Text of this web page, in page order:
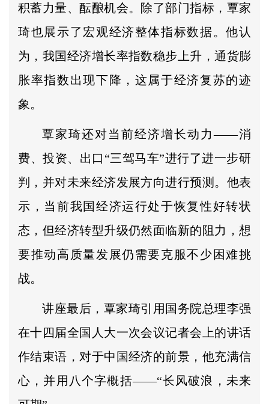
积蓄力量、酝酿机会。除了部门指标，覃家
琦也展示了宏观经济整体指标数据。他认
为，我国经济增长率指数稳步上升，通货膨
胀率指数出现下降，这属于经济复苏的迹
象。
覃家琦还对当前经济增长动力——消
费、投资、出口“三驾马车”进行了进一步研
判，并对未来经济发展方向进行预测。他表
示，当前我国经济运行处于恢复性好转状
态，但经济转型升级仍然面临新的阻力，想
要推动高质量发展仍需要克服不少困难挑
战。
讲座最后，覃家琦引用国务院总理李强
在十四届全国人大一次会议记者会上的讲话
作结束语，对于中国经济的前景，他充满信
心，并用八个字概括——“长风破浪，未来